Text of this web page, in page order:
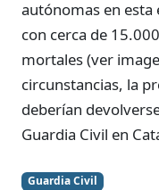
autónomas en esta
con cerca de
mortales (ver
circunstancias, la
deberían
Guardia Civil en
Guardia Civil